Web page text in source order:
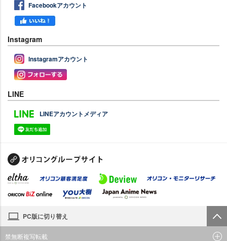
Facebookアカウント
Instagram
Instagramアカウント
LINE
LINEアカウントメディア
PC版に切り替え
禁無断複写転載